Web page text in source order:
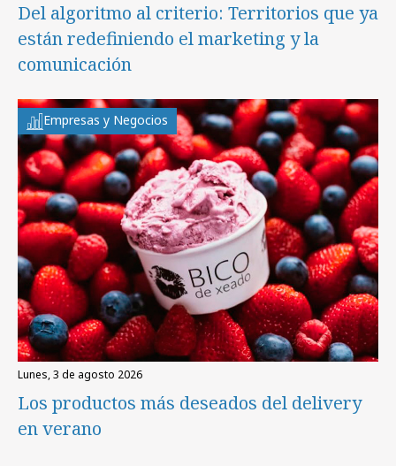
Del algoritmo al criterio: Territorios que ya
están redefiniendo el marketing y la
comunicación
Empresas y Negocios
lunes, 3 de agosto 2026
Los productos más deseados del delivery
en verano